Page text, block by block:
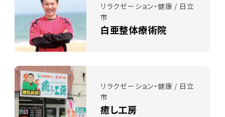
リラクゼーション・健康 / 日立
市
白亜整体療術院
リラクゼーション・健康 / 日立
市
癒し工房